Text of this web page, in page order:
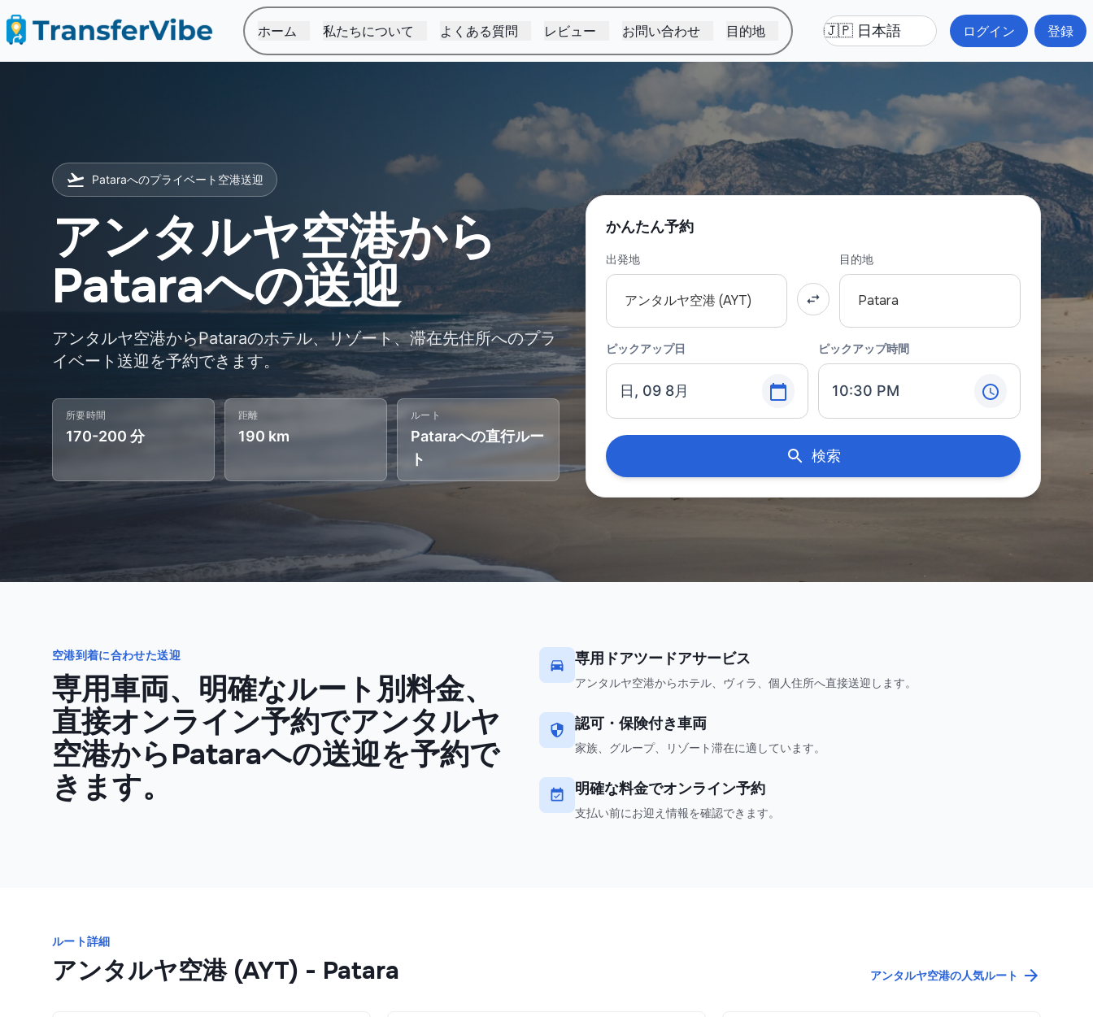
ホーム 私たちについて よくある質問 レビュー お問い合わせ 目的地 ログイン 登録
Pataraへのプライベート空港送迎
アンタルヤ空港から
Pataraへの送迎
アンタルヤ空港からPataraのホテル、リゾート、滞在先住所へのプラ
イベート送迎を予約できます。
所要時間
170-200 分
距離
190 km
ルート
Pataraへの直行ルー
ト
かんたん予約
出発地
アンタルヤ空港 (AYT)
目的地
Patara
ピックアップ日
日, 09 8月
ピックアップ時間
10:30 PM
検索
空港到着に合わせた送迎
専用車両、明確なルート別料金、
直接オンライン予約でアンタルヤ
空港からPataraへの送迎を予約で
きます。
専用ドアツードアサービス
アンタルヤ空港からホテル、ヴィラ、個人住所へ直接送迎します。
認可・保険付き車両
家族、グループ、リゾート滞在に適しています。
明確な料金でオンライン予約
支払い前にお迎え情報を確認できます。
ルート詳細
アンタルヤ空港 (AYT) - Patara アンタルヤ空港の人気ルート